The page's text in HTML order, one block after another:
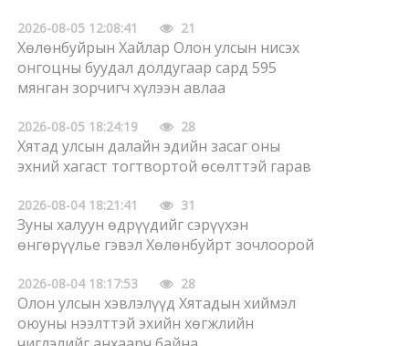
2026-08-05 12:08:41 21
Хөлөнбуйрын Хайлар Олон улсын нисэх
онгоцны буудал долдугаар сард 595
мянган зорчигч хүлээн авлаа
2026-08-05 18:24:19 28
Хятад улсын далайн эдийн засаг оны
эхний хагаст тогтвортой өсөлттэй гарав
2026-08-04 18:21:41 31
Зуны халуун өдрүүдийг сэрүүхэн
өнгөрүүлье гэвэл Хөлөнбуйрт зочлоорой
2026-08-04 18:17:53 28
Олон улсын хэвлэлүүд Хятадын хиймэл
оюуны нээлттэй эхийн хөгжлийн